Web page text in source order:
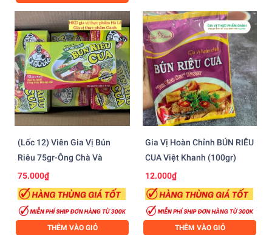
(Lốc 12) Viên Gia Vị Bún
Riêu 75gr-Ông Chà Và
75.000₫
THÊM VÀO GIỎ
Gia Vị Hoàn Chỉnh BÚN RIÊU
CUA Việt Khanh (100gr)
12.000₫
THÊM VÀO GIỎ